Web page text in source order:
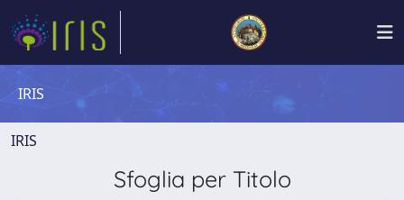
IRIS
IRIS
Sfoglia per Titolo